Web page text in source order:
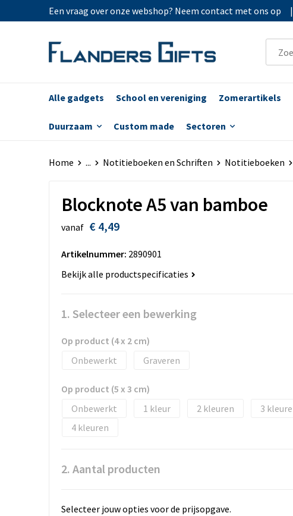
Een vraag over onze webshop? Neem contact met ons op |
Alle gadgets School en vereniging Zomerartikels
Duurzaam Custom made Sectoren
Home ... Notitieboeken en Schriften Notitieboeken
Blocknote A5 van bamboe
vanaf € 4,49
Artikelnummer: 2890901
Bekijk alle productspecificaties
1. Selecteer een bewerking
Op product (4 x 2 cm)
Onbewerkt
Graveren
Op product (5 x 3 cm)
Onbewerkt
1 2
3
4
2. Aantal producten
Selecteer jouw opties voor de prijsopgave.